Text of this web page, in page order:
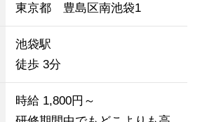
東京都 豊島区南池袋1
池袋駅
徒歩 3分
時給 1,800円～